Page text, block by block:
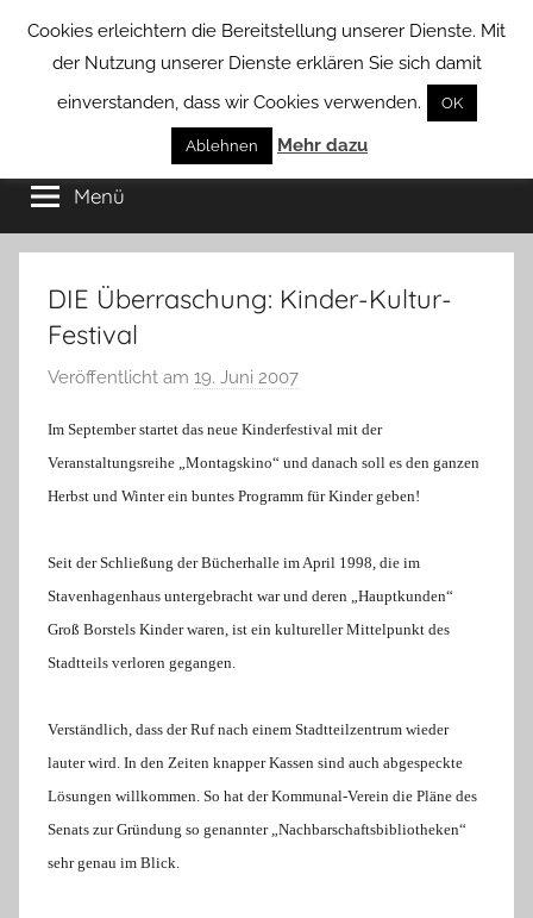
Borstel
von
Groß
Borstel
Menü
DIE Überraschung: Kinder-Kultur-
Festival
Veröffentlicht am 19. Juni 2007
n
H
a
n
e
l
l
Im September startet das neue Kinderfestival mit der
Veranstaltungsreihe „Montagskino“ und danach soll es den ganzen
Herbst und Winter ein buntes Programm für Kinder geben!
Seit der Schließung der Bücherhalle im April 1998, die im
Stavenhagenhaus untergebracht war und deren „Hauptkunden“
Groß Borstels Kinder waren, ist ein kultureller Mittelpunkt des
Stadtteils verloren gegangen.
Verständlich, dass der Ruf nach einem Stadtteilzentrum wieder
lauter wird. In den Zeiten knapper Kassen sind auch abgespeckte
Lösungen willkommen. So hat der Kommunal-Verein die Pläne des
Senats zur Gründung so genannter „Nachbarschaftsbibliotheken“
sehr genau im Blick.
Cookies erleichtern die Bereitstellung unserer Dienste. Mit
der Nutzung unserer Dienste erklären Sie sich damit
einverstanden, dass wir Cookies verwenden.
OK
Ablehnen Mehr dazu